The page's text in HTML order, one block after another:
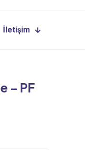
İletişim
– PF